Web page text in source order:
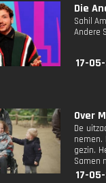
Die
Sahil
Andere
17-
Over
De
nemen.
gezin.
Samen
17-